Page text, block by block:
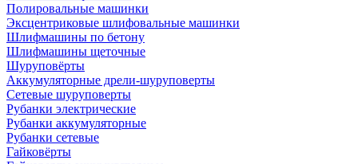
Полировальные машинки
Эксцентриковые шлифовальные машинки
Шлифмашины по бетону
Шлифмашины щеточные
Шуруповёрты
Аккумуляторные дрели-шуруповерты
Сетевые шуруповерты
Рубанки электрические
Рубанки аккумуляторные
Рубанки сетевые
Гайковёрты